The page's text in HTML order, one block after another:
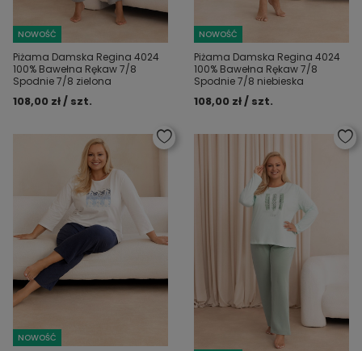
NOWOŚĆ
Piżama Damska Regina 4024
100% Bawełna Rękaw 7/8
Spodnie 7/8 zielona
108,00 zł / szt.
NOWOŚĆ
Piżama Damska Regina 4024
100% Bawełna Rękaw 7/8
Spodnie 7/8 niebieska
108,00 zł / szt.
NOWOŚĆ